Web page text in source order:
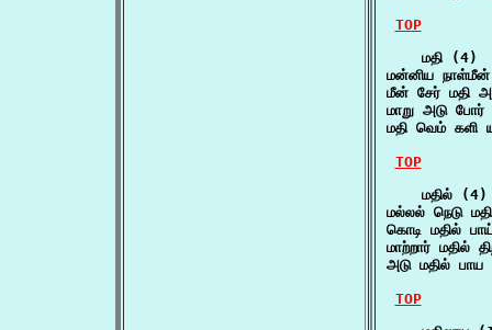
TOP
    மதி (4)
மன்னிய
மீன் சேர் மதி
மாறு அடு
மதி வெம்
TOP
    மதில் (4)
மல்லல் நெடு
கொடி மதில்
மாற்றார் மதில்
அடு மதில்
TOP